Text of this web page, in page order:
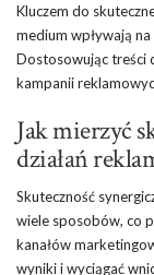
Kluczem do
medium wpływają
Dostosowując treści
kampanii
Jak mierzyć
działań
Skuteczność
wiele sposobów, co
kanałów
wyniki i wyciągać